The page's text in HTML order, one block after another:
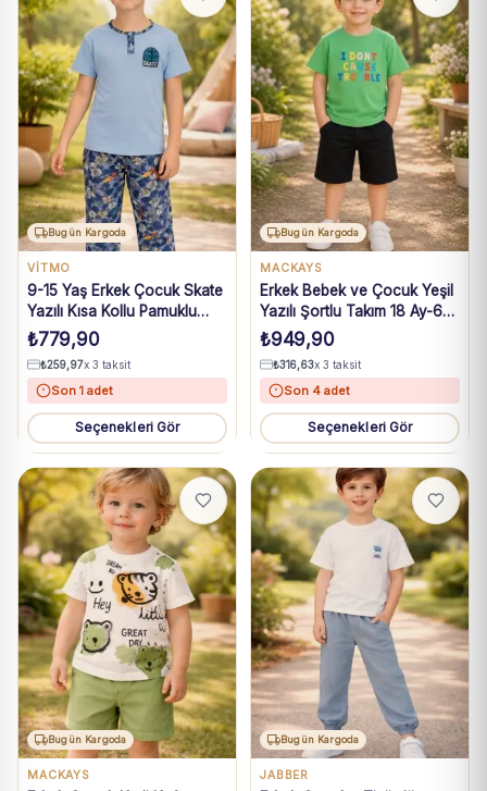
Bugün Kargoda
VİTMO
9-15 Yaş Erkek Çocuk Skate
Yazılı Kısa Kollu Pamuklu
Mavi Pijama Takımı
₺779,90
₺259,97x 3 taksit
Son 1 adet
Seçenekleri Gör
Bugün Kargoda
MACKAYS
Erkek Bebek ve Çocuk Yeşil
Yazılı Şortlu Takım 18 Ay-6
Yaş
₺949,90
₺316,63x 3 taksit
Son 4 adet
Seçenekleri Gör
Bugün Kargoda
MACKAYS
Bugün Kargoda
JABBER